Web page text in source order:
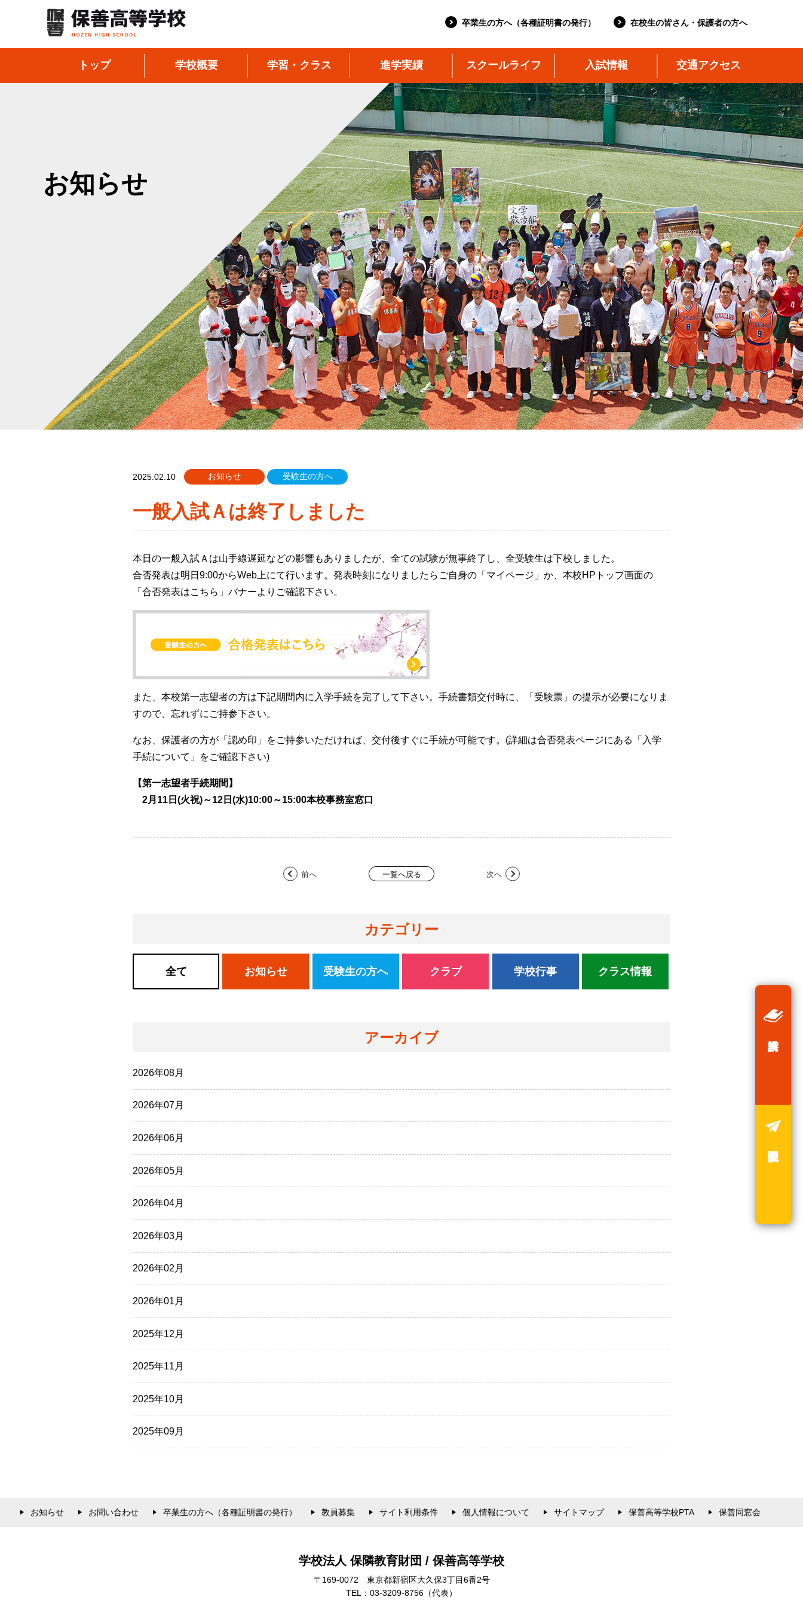
卒業生の方へ（各種証明書の発行） 在校生の皆さん・保護者の方へ
トップ 学校概要 学習・クラス 進学実績 スクールライフ 入試情報 交通アクセス
お知らせ
2025.02.10 お知らせ 受験生の方へ
一般入試Ａは終了しました
本日の一般入試Ａは山手線遅延などの影響もありましたが、全ての試験が無事終了し、全受験生は下校しました。
合否発表は明日 9:00からWeb 上にて行います。発表時刻になりましたらご自身の「マイページ」か、本校HP トップ画面の
「合否発表はこちら」バナーよりご確認下さい。
また、本校第一志望者の方は下記期間内に入学手続を完了して下さい。手続書類交付時に、「受験票」の提示が必要になりま
すので、忘れずにご持参下さい。
なお、保護者の方が「認め印」をご持参いただければ、交付後すぐに手続が可能です。 (詳細は合否発表ページにある「入学
手続について」をご確認下さい)
【第一志望者手続期間】
2月11日(火祝)～12日(水)10:00～15:00本校事務室窓口
前へ 一覧へ戻る 次へ
カテゴリー
全て お知らせ 受験生の方へ クラブ 学校行事 クラス情報
アーカイブ
2026年08月
2026年07月
2026年06月
2026年05月
2026年04月
2026年03月
2026年02月
2026年01月
2025年12月
2025年11月
2025年10月
2025年09月
お知らせ お問い合わせ 卒業生の方へ（各種証明書の発行） 教員募集 サイト利用条件 個人情報について サイトマップ 保善高等学校PTA 保善同窓会
学校法人 保隣教育財団 / 保善高等学校
〒169-0072
東京都新宿区大久保3丁目6番2号
TEL：03-3209-8756 （代表）